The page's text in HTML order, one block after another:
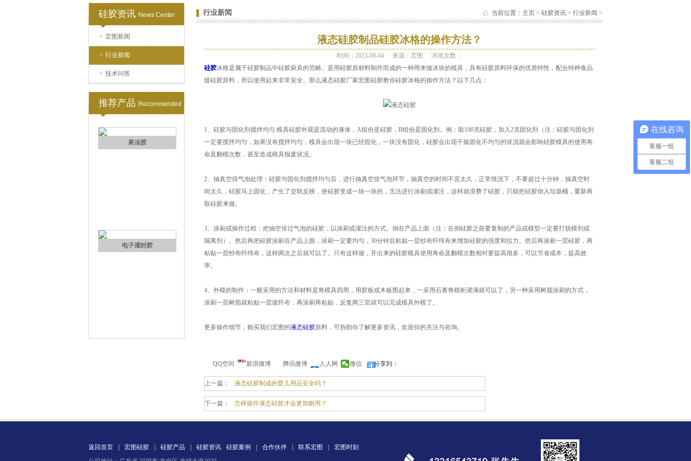
硅胶资讯 News Center
> 宏图新闻
> 行业新闻
> 技术问答
推荐产品 Recommended
高效过滤器液槽胶
当前位置： 主页 > 硅胶资讯 > 行业新闻 >
行业新闻
液态硅胶制品硅胶冰格的操作方法？
时间：2023-08-04 来源：宏图
浏览次数：
硅胶冰格是属于硅胶制品中硅胶厨具的范畴。是用硅胶原材料制作而成的一种用来做冰块的模具，具有硅胶原料环保的优质特性，配合特种食品
级硅胶原料，所以使用起来非常安全。那么液态硅胶厂家宏图硅胶教你硅胶冰格的操作方法？以下几点：
1、硅胶与固化剂搅拌均匀.模具硅胶外观是流动的液体，A组份是硅胶，B组份是固化剂。例：取100克硅胶，加入2克固化剂（注：硅胶与固化剂
一定要搅拌均匀，如果没有搅拌均匀，模具会出现一块已经固化，一块没有固化，硅胶会出现干燥固化不均匀的状况就会影响硅胶模具的使用寿
命及翻模次数，甚至造成模具报废状况。
2、抽真空排气泡处理：硅胶与固化剂搅拌均匀后，进行抽真空排气泡环节，抽真空的时间不宜太久，正常情况下，不要超过十分钟，抽真空时
间太久，硅胶马上固化，产生了交联反映，使硅胶变成一块一块的，无法进行涂刷或灌注，这样就浪费了硅胶，只能把硅胶倒入垃圾桶，重新再
取硅胶来做。
3、涂刷或操作过程：把抽空排过气泡的硅胶，以涂刷或灌注的方式。倒在产品上面（注：在倒硅胶之前要复制的产品或模型一定要打脱模剂或
隔离剂）。然后再把硅胶涂刷在产品上面，涂刷一定要均匀，30分钟后粘贴一层纱布纤纬布来增加硅胶的强度和拉力。然后再涂刷一层硅胶，再
粘贴一层纱布纤纬布，这样两次之后就可以了。只有这样做，开出来的硅胶模具使用寿命及翻模次数相对要提高很多，可以节省成本，提高效
率。
4、外模的制作：一般采用的方法和材料是将模具四周，用胶板或木板围起来，一采用石膏将模柜灌满就可以了，另一种采用树脂涂刷的方式，
涂刷一层树脂就粘贴一层玻纤布，再涂刷再粘贴，反复两三层就可以完成模具外模了。
更多操作细节，购买我们宏图的液态硅胶原料，可协助你了解更多资讯，欢迎你的关注与咨询。
QQ空间 新浪微博 腾讯微博 人人网 微信 分享到：
上一篇： 液态硅胶制成的婴儿用品安全吗？
下一篇： 怎样操作液态硅胶才会更加耐用？
返回首页 宏图硅胶 硅胶产品 硅胶资讯 硅胶案例 合作伙伴 联系宏图
宏图时刻
在线咨询
客服一组
客服二组